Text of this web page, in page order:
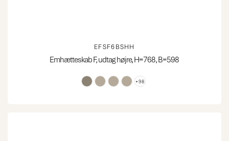
EFSF6BSHH
Emhætteskab F, udtag højre, H=768, B=598
+98